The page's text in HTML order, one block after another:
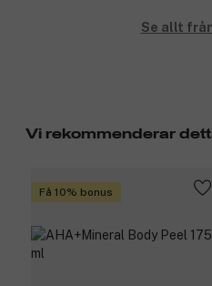
Se allt
Vi rekommenderar
Få 10% bonus